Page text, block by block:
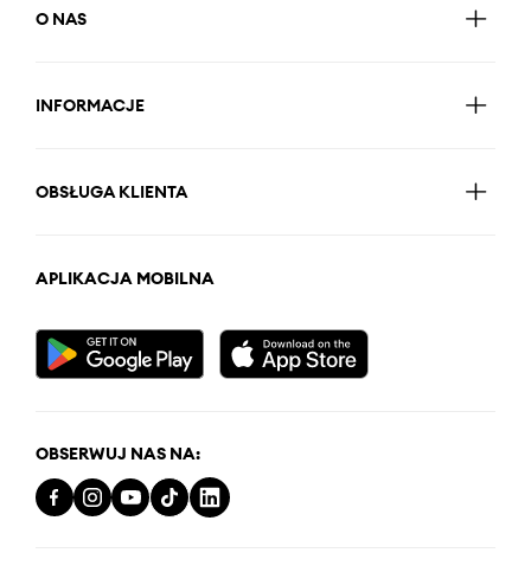
O NAS
INFORMACJE
OBSŁUGA KLIENTA
APLIKACJA MOBILNA
OBSERWUJ NAS NA: